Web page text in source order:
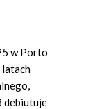
w Porto
latach
debiutuje